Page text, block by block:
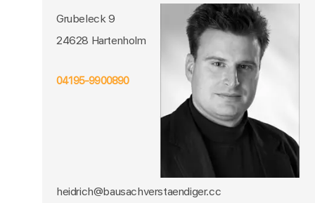
Grubeleck 9
24628 Hartenholm
04195-9900890
heidrich@bausachverstaendiger.cc